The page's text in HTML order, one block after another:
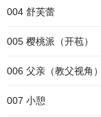
004 舒芙蕾
005 樱桃派（开苞）
006 父亲（教父视角）
007 小憩